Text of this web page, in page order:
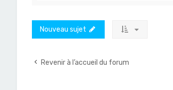
Nouveau sujet
Revenir à l’accueil du forum